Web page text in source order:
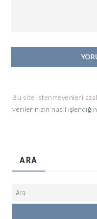
Bu site istenmeyenleri
verilerinizin nasıl
ARA